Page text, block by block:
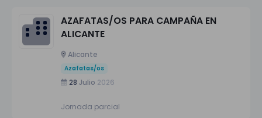
AZAFATAS/OS PARA CAMPAÑA EN
ALICANTE
Alicante
Azafatas/os
28 Julio 2026
Jornada parcial